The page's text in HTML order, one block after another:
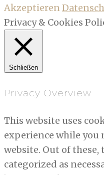
Akzeptieren
Privacy & Cookies
Schließen
Privacy Overview
This website uses
experience while
website. Out of these,
categorized as